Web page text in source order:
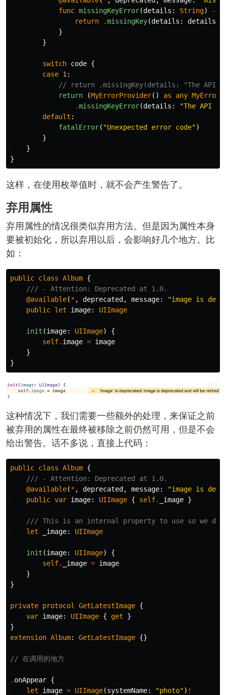
func missingKeyError(details : String) ->
return
.missingKey(details : details
}
}
switch code {
case 1 :
// return .missingKey(details: "The API
return
(MyErrorProvider() as any
.missingKeyError(details :
"The API
default :
fatalError( "Unexpected error code")
}
}
}
这样，在使用枚举值时，就不会产生警告了。
弃用属性
弃用属性的情况很类似弃用方法。但是因为属性本身
要被初始化，所以弃用以后，会影响好几个地方。比
如：
public class Album {
/// - Attention: Deprecated at 1.0.
@available(*, deprecated , message:
"image is
public let image: UIImage
init (image: UIImage)
{
self. image = image
}
}
这种情况下，我们需要一些额外的处理，来保证之前
被弃用的属性在最终被移除之前仍然可用，但是不会
给出警告。话不多说，直接上代码：
public class Album {
/// - Attention: Deprecated at 1.0.
@available(*, deprecated , message:
"image is
public var image: UIImage { self. _image }
/// This is an internal property to use so we
let
_image: UIImage
init (image: UIImage)
{
self. _image = image
}
}
private protocol GetLatestImage {
var image: UIImage { get
}
}
extension Album: GetLatestImage {}
// 在调用的地方
. onAppear {
let
image = UIImage(systemName: "photo") !